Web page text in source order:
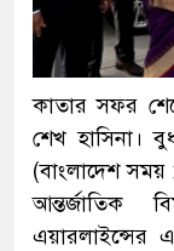
কাতার সফর
শেখ হাসিনা।
(বাংলাদেশ সময়
আন্তর্জাতিক
এয়ারলাইন্সের